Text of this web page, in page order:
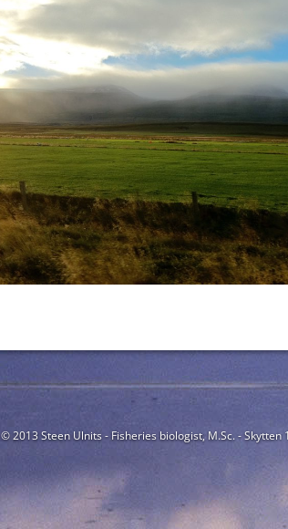
© 2013 Steen Ulnits - Fisheries biologist, M.Sc. -